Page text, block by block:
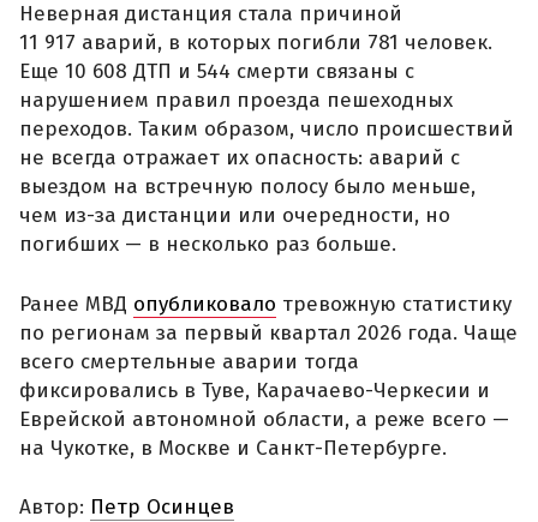
Неверная дистанция стала причиной
11 917 аварий, в которых погибли 781 человек.
Еще 10 608 ДТП и 544 смерти связаны с
нарушением правил проезда пешеходных
переходов. Таким образом, число происшествий
не всегда отражает их опасность: аварий с
выездом на встречную полосу было меньше,
чем из-за дистанции или очередности, но
погибших — в несколько раз больше.
Ранее МВД опубликовало тревожную статистику
по регионам за первый квартал 2026 года. Чаще
всего смертельные аварии тогда
фиксировались в Туве, Карачаево-Черкесии и
Еврейской автономной области, а реже всего —
на Чукотке, в Москве и Санкт-Петербурге.
Автор: Петр Осинцев